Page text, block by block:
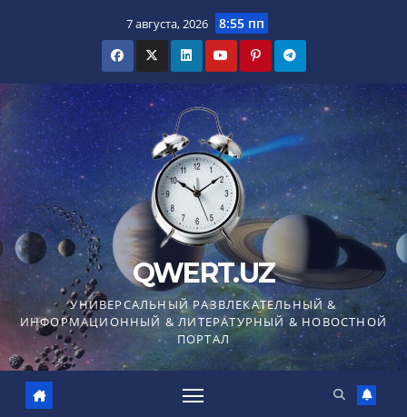
7 августа, 2026 8:55 пп
QWERT.UZ
УНИВЕРСАЛЬНЫЙ РАЗВЛЕКАТЕЛЬНЫЙ &
ИНФОРМАЦИОННЫЙ & ЛИТЕРАТУРНЫЙ & НОВОСТНОЙ
ПОРТАЛ